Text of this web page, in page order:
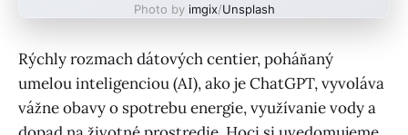
Photo by imgix/Unsplash
Rýchly rozmach dátových centier, poháňaný
umelou inteligenciou (AI), ako je ChatGPT, vyvoláva
vážne obavy o spotrebu energie, využívanie vody a